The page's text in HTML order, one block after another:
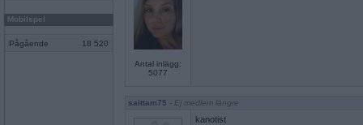
Mobilspel
Pågående 18 520
Antal inlägg:
5077
saittam75 - Ej medlem längre
kanotist